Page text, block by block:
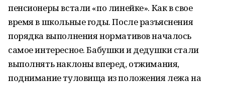
пенсионеры встали «по линейке». Как в свое
время в школьные годы. После разъяснения
порядка выполнения нормативов началось
самое интересное. Бабушки и дедушки стали
выполнять наклоны вперед, отжимания,
поднимание туловища из положения лежа на